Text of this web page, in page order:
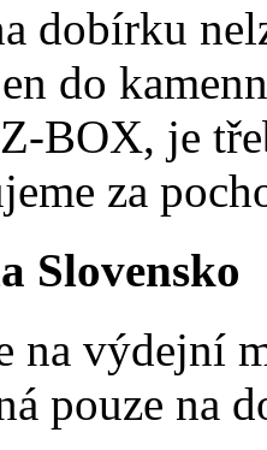
dobírku
do
BOX, je
za
Slovensko
na výdejní
pouze na